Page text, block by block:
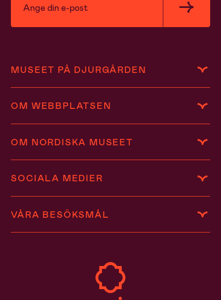
MUSEET PÅ DJURGÅRDEN
OM WEBBPLATSEN
OM NORDISKA MUSEET
SOCIALA MEDIER
VÅRA BESÖKSMÅL